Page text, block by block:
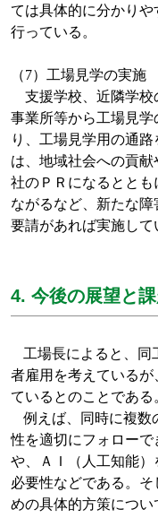
ては具体的に分かり
行っている。
（7）工場見学の実施
支援学校、近隣学校
事業所等から工場見
り、工場見学用の通
は、地域社会への貢
社のＰＲになるとと
ながるなど、新たな
要請があれば実施して
4. 今後の展望と
工場長によると、同
者雇用を考えているが
ているとのことである
例えば、同時に複数
性を適切にフォロー
や、ＡＩ（人工知能
必要性などである。
めの具体的方策につ